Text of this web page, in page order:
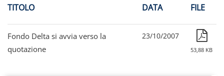
Contatti
Tutti i documenti
TITOLO DATA FILE
Fondo Delta si avvia verso la
quotazione
23/10/2007
53,88 KB